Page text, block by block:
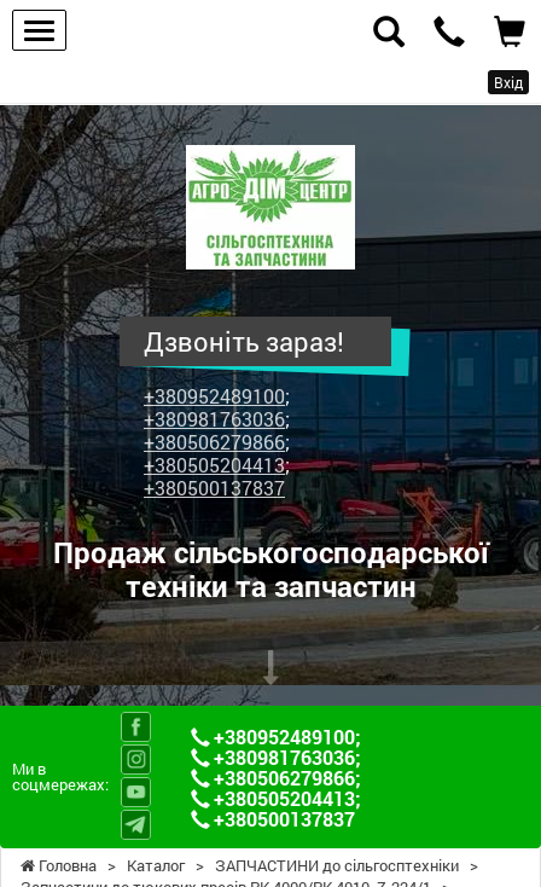
Вхід
ПП
"Агродім-
центр"
-
продаж
сільськогосподарської
техніки
та
запчастин
Дзвоніть зараз!
+380952489100;
+380981763036;
+380506279866;
+380505204413;
+380500137837
Продаж сільськогосподарської
техніки та запчастин
Ми в
соцмережах:
+380952489100;
+380981763036;
+380506279866;
+380505204413;
+380500137837
Головна > Каталог > ЗАПЧАСТИНИ до сільгосптехніки >